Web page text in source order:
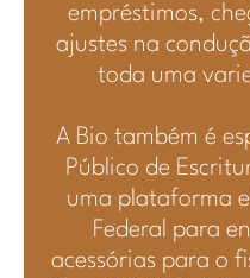
empréstimos,
ajustes na
toda uma
A Bio também é
Público de
uma plataforma
Federal para
acessórias para o